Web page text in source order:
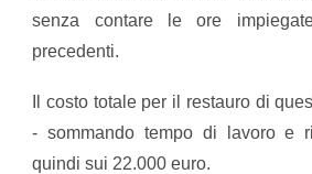
senza contare le ore
precedenti.
Il costo totale per il restauro di
- sommando tempo di lavoro e
quindi sui 22.000 euro.